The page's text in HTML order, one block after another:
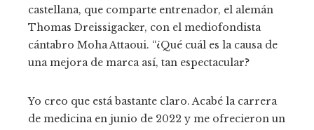
castellana, que comparte entrenador, el alemán
Thomas Dreissigacker, con el mediofondista
cántabro Moha Attaoui. “¿Qué cuál es la causa de
una mejora de marca así, tan espectacular?
Yo creo que está bastante claro. Acabé la carrera
de medicina en junio de 2022 y me ofrecieron un